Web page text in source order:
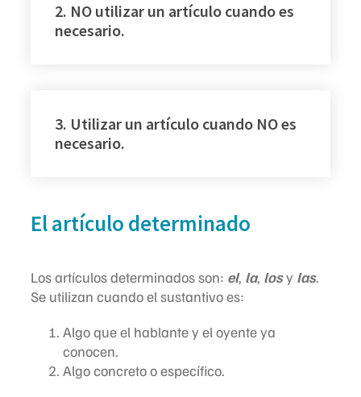
2. NO utilizar un artículo cuando es
necesario.
3. Utilizar un artículo cuando NO es
necesario.
El artículo determinado
Los artículos determinados son: el, la, losy las.
Se utilizan cuando el sustantivo es:
Algo que el hablante y el oyente ya
conocen.
Algo concreto o específico.